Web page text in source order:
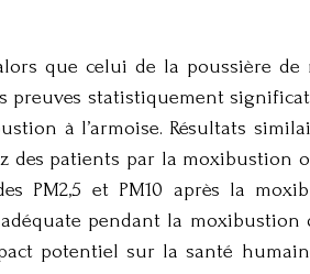
que celui de la poussière de
preuves statistiquement
à l’armoise. Résultats
des patients par la moxibustion
PM2,5 et PM10 après la
pendant la moxibustion
potentiel sur la santé